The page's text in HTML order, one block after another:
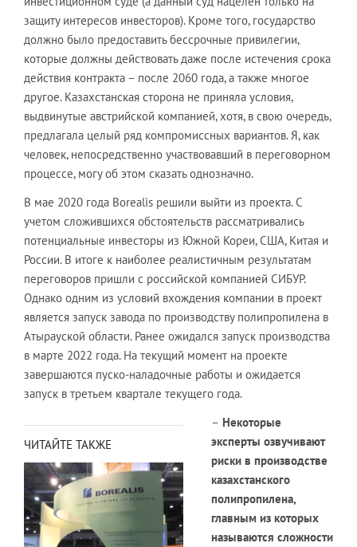
защиту интересов инвесторов). Кроме того, государство
должно было предоставить бессрочные привилегии,
которые должны действовать даже после истечения срока
действия контракта – после 2060 года, а также многое
другое. Казахстанская сторона не приняла условия,
выдвинутые австрийской компанией, хотя, в свою очередь,
предлагала целый ряд компромиссных вариантов. Я, как
человек, непосредственно участвовавший в переговорном
процессе, могу об этом сказать однозначно.
В мае 2020 года Borealis решили выйти из проекта. С
учетом сложившихся обстоятельств рассматривались
потенциальные инвесторы из Южной Кореи, США, Китая и
России. В итоге к наиболее реалистичным результатам
переговоров пришли с российской компанией СИБУР.
Однако одним из условий вхождения компании в проект
является запуск завода по производству полипропилена в
Атырауской области. Ранее ожидался запуск производства
в марте 2022 года. На текущий момент на проекте
завершаются пуско-наладочные работы и ожидается
запуск в третьем квартале текущего года.
ЧИТАЙТЕ ТАКЖЕ
– Некоторые
эксперты озвучивают
риски в производстве
казахстанского
полипропилена,
главным из которых
называются сложности